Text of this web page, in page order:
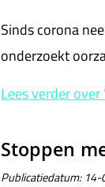
Sinds corona
onderzoekt
Lees verderover
Stoppen
Publicatiedatum: